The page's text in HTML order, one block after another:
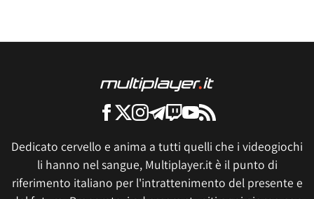
Dedicato cervello e anima a tutti quelli che i videogiochi
li hanno nel sangue, Multiplayer.it è il punto di
riferimento italiano per l'intrattenimento del presente e